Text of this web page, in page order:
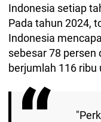
Indonesia setiap
Pada tahun 2024,
Indonesia
sebesar 78 persen
berjumlah 116 ribu